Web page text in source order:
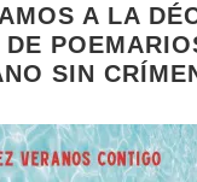
A LA
DE
SIN